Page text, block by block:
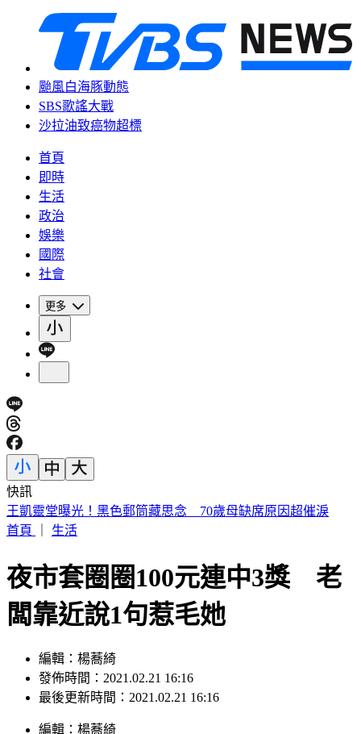
颱風白海豚動態
SBS歌謠大戰
沙拉油致癌物超標
首頁
即時
生活
政治
娛樂
國際
社會
更多
快訊
白海豚颱風擱淺又猛回血！水氣猛灌一片紫白 連下雨6天
首頁
生活
夜市套圈圈100元連中3獎 老
闆靠近說1句惹毛她
編輯：楊蕎綺
發佈時間：2021.02.21 16:16
最後更新時間：2021.02.21 16:16
編輯 ： 楊蕎綺